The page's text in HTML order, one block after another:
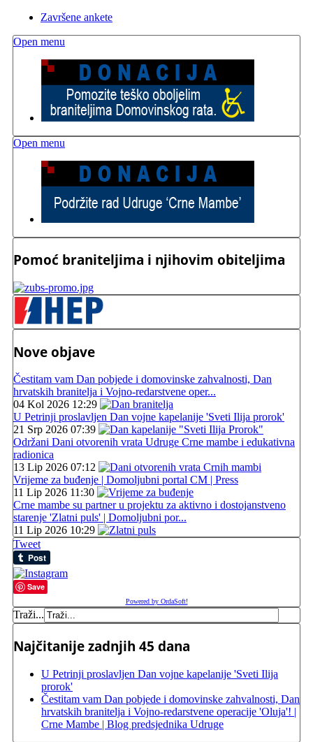
Završene ankete
Open menu
Open menu
Pomoć braniteljima i njihovim obiteljima
Nove objave
Čestitam vam Dan pobjede i domovinske zahvalnosti, Dan
hrvatskih branitelja i Vojno-redarstvene oper...
04 Kol 2026 12:29
U Petrinji proslavljen Dan vojne kapelanije 'Sveti Ilija prorok'
21 Srp 2026 07:39
Održani Dani otvorenih vrata Udruge Crne mambe i edukativna
radionica
13 Lip 2026 07:12
Vrijeme za buđenje | Domoljubni portal CM | Press
11 Lip 2026 11:30
Crne mambe su partner u projektu za aktivno i dostojanstveno
starenje 'Zlatni puls' | Domoljubni por...
11 Lip 2026 10:29
Tweet
Save
Powered by OrdaSoft!
Traži...
Najčitanije zadnjih 45 dana
U Petrinji proslavljen Dan vojne kapelanije 'Sveti Ilija
prorok'
Čestitam vam Dan pobjede i domovinske zahvalnosti, Dan
hrvatskih branitelja i Vojno-redarstvene operacije 'Oluja'! |
Crne Mambe | Blog predsjednika Udruge